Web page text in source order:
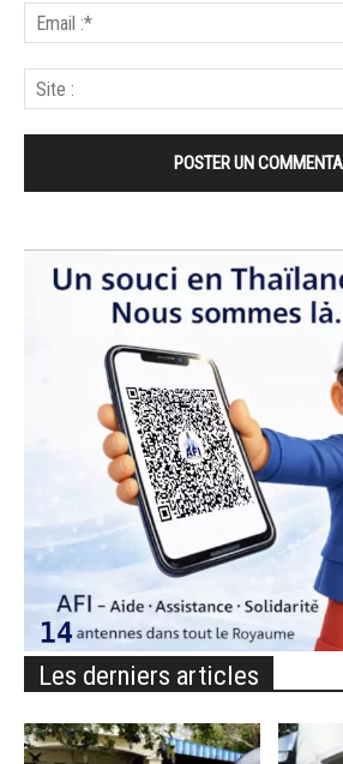
Les derniers articles